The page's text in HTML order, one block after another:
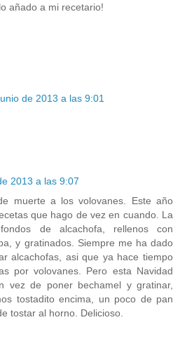
añado a mi recetario!
de 2013 a las 9:01
2013 a las 9:07
muerte a los volovanes. Este año
que hago de vez en cuando. La
de alcachofa, rellenos con
y gratinados. Siempre me ha dado
alcachofas, asi que ya hace tiempo
por volovanes. Pero esta Navidad
vez de poner bechamel y gratinar,
tostadito encima, un poco de pan
tostar al horno. Delicioso.